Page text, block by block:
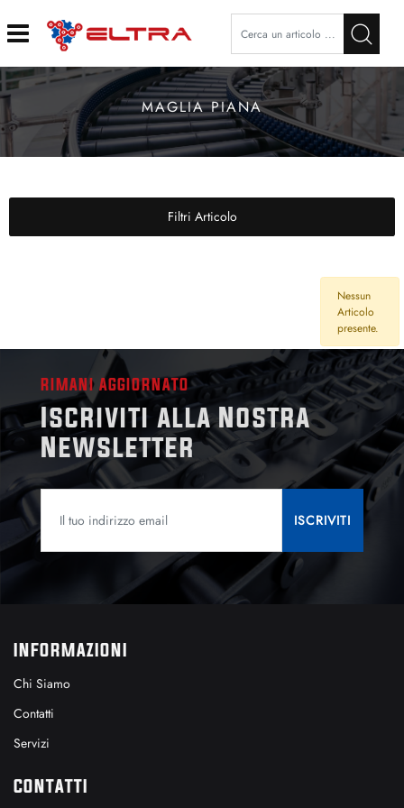
Open
MAGLIA PIANA
Filtri Articolo
Nessun
Articolo
presente.
RIMANI AGGIORNATO
Iscriviti alla Nostra
Newsletter
INFORMAZIONI
Chi Siamo
Contatti
Servizi
CONTATTI